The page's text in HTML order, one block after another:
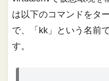
は以下のコマンドをタ
で、「kk」という名前
す。